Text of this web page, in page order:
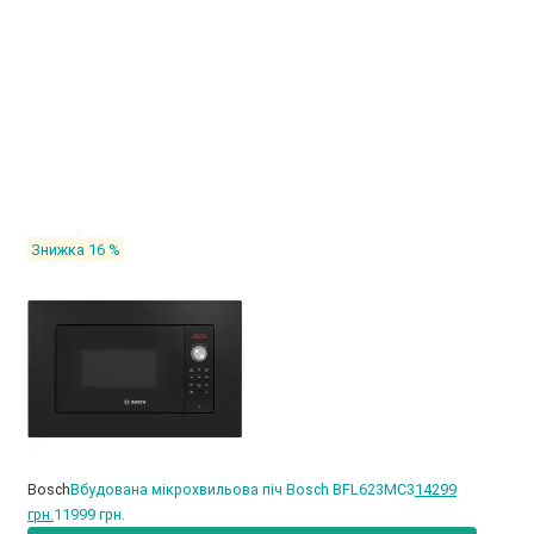
Знижка 16 %
BoschВбудована мікрохвильова піч Bosch BFL623MC314299
грн. 11999 грн.